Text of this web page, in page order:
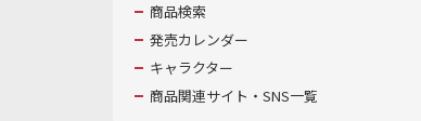
商品検索
発売カレンダー
キャラクター
商品関連サイト・SNS一覧